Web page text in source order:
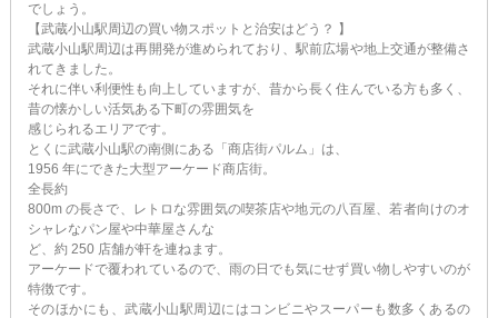
でしょう。
【武蔵小山駅周辺の買い物スポットと治安はどう？ 】
武蔵小山駅周辺は再開発が進められており、駅前広場や地上交通が整備さ
れてきました。
それに伴い利便性も向上していますが、昔から長く住んでいる方も多く、
昔の懐かしい活気ある下町の雰囲気を
感じられるエリアです。
とくに武蔵小山駅の南側にある「商店街パルム」は、
1956 年にできた大型アーケード商店街。
全長約
800m の長さで、レトロな雰囲気の喫茶店や地元の八百屋、若者向けのオ
シャレなパン屋や中華屋さんな
ど、約 250 店舗が軒を連ねます。
アーケードで覆われているので、雨の日でも気にせず買い物しやすいのが
特徴です。
そのほかにも、武蔵小山駅周辺にはコンビニやスーパーも数多くあるの